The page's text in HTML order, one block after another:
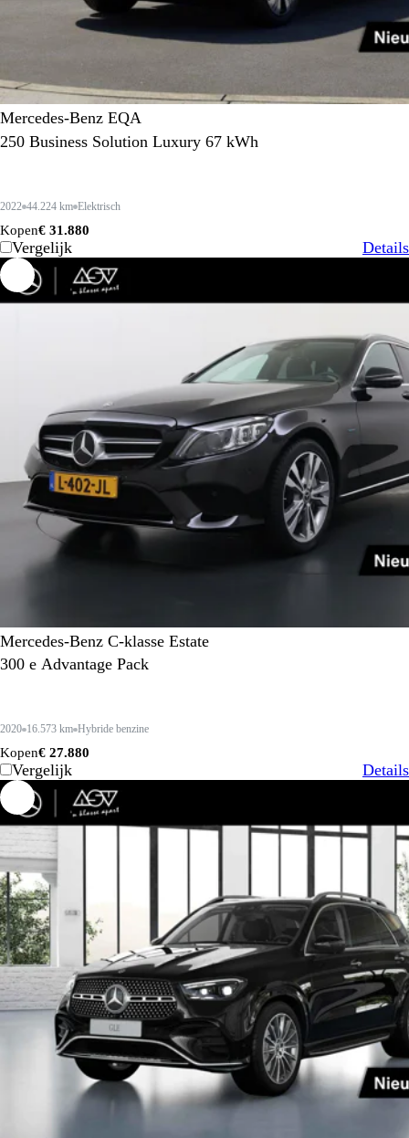
Mercedes-Benz EQA
250 Business Solution Luxury 67 kWh
2022 44.224 km Elektrisch
Kopen€ 31.880
Vergelijk Details
Mercedes-Benz C-klasse Estate
300 e Advantage Pack
2020 16.573 km Hybride benzine
Kopen€ 27.880
Vergelijk Details